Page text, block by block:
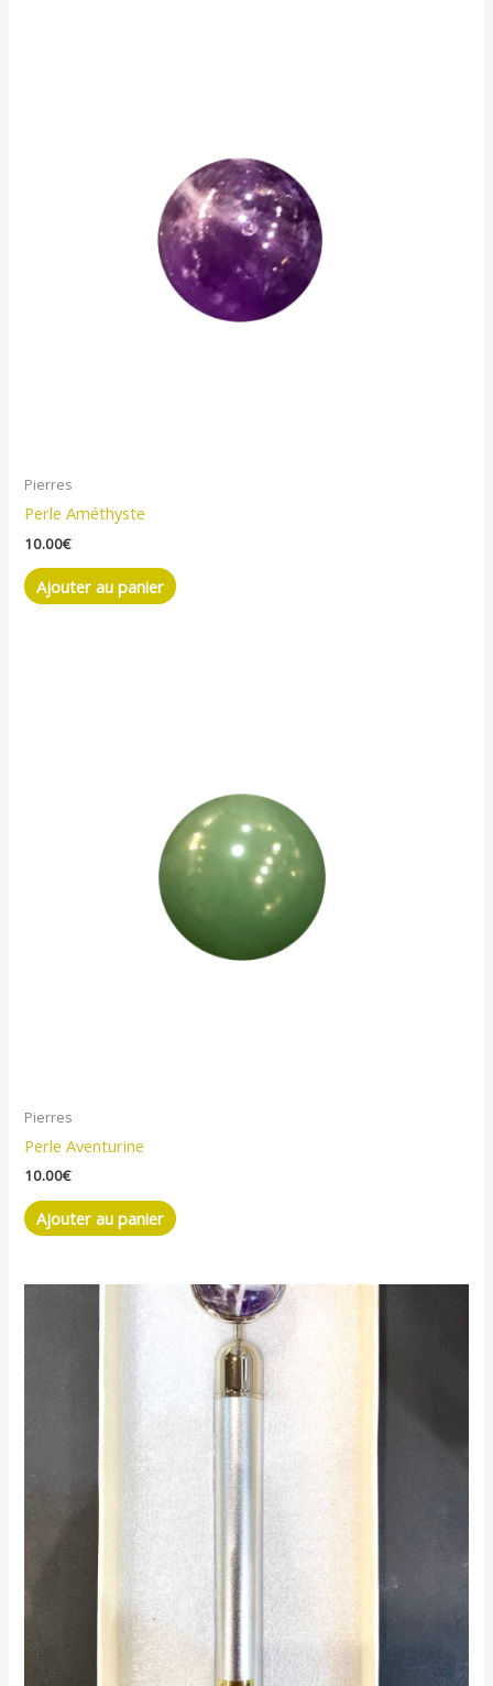
Pierres
Perle Améthyste
10.00€
Ajouter au panier
Pierres
Perle Aventurine
10.00€
Ajouter au panier